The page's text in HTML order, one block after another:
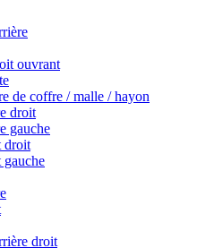
ouvrant
de coffre / malle / hayon
droit
gauche
droit
gauche
droit